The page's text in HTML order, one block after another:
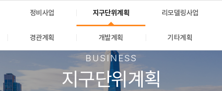
정비사업 지구단위계획 리모델링사업
경관계획 개발계획 기타계획
지구단위계획